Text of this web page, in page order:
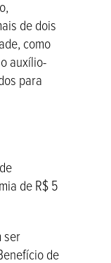
de dois
como
auxílio-
para
de R$ 5
ser
de